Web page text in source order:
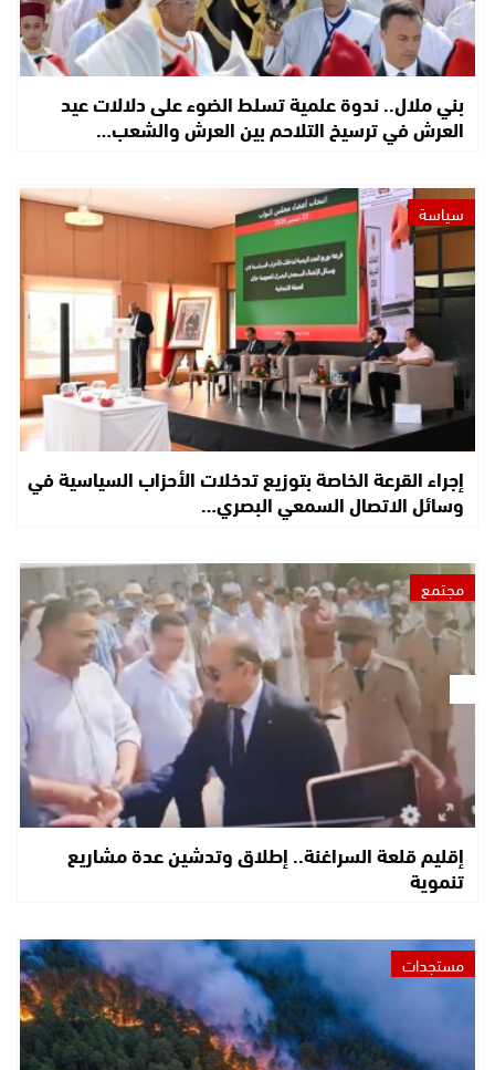
بني ملال.. ندوة علمية تسلط الضوء على دلالات عيد
العرش في ترسيخ التلاحم بين العرش والشعب…
سياسة
إجراء القرعة الخاصة بتوزيع تدخلات الأحزاب السياسية في
وسائل الاتصال السمعي البصري…
مجتمع
إقليم قلعة السراغنة.. إطلاق وتدشين عدة مشاريع
تنموية
مستجدات